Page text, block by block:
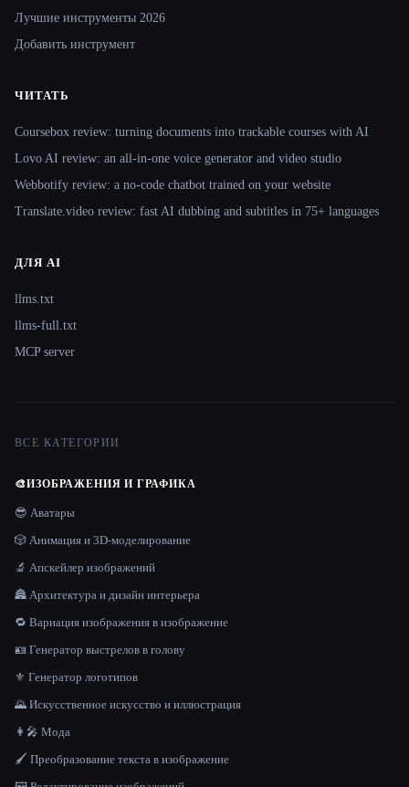
Лучшие инструменты 2026
Добавить инструмент
ЧИТАТЬ
Coursebox review: turning documents into trackable courses with AI
Lovo AI review: an all-in-one voice generator and video studio
Webbotify review: a no-code chatbot trained on your website
Translate.video review: fast AI dubbing and subtitles in 75+ languages
ДЛЯ AI
llms.txt
llms-full.txt
MCP server
ВСЕ КАТЕГОРИИ
🎨ИЗОБРАЖЕНИЯ И ГРАФИКА
😎 Аватары
🎲 Анимация и 3D-моделирование
🔬 Апскейлер изображений
🏯 Архитектура и дизайн интерьера
🔁 Вариация изображения в изображение
🪪 Генератор выстрелов в голову
⚜️ Генератор логотипов
🌄 Искусственное искусство и иллюстрация
👩‍🎤 Мода
🖌️ Преобразование текста в изображение